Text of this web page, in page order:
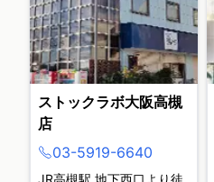
ストックラボ大阪高槻
店
03-5919-6640
JR高槻駅 地下西口より徒